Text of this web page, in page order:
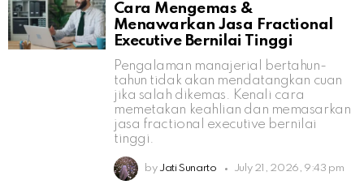
Cara Mengemas &
Menawarkan Jasa Fractional
Executive Bernilai Tinggi
Pengalaman manajerial bertahun-
tahun tidak akan mendatangkan cuan
jika salah dikemas. Kenali cara
memetakan keahlian dan memasarkan
jasa fractional executive bernilai
tinggi.
by Jati Sunarto July 21, 2026, 9:43 pm